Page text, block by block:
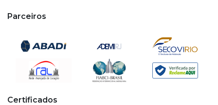
Parceiros
Certificados